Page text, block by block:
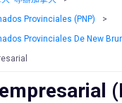
Provinciales (PNP)
>
Provinciales De New